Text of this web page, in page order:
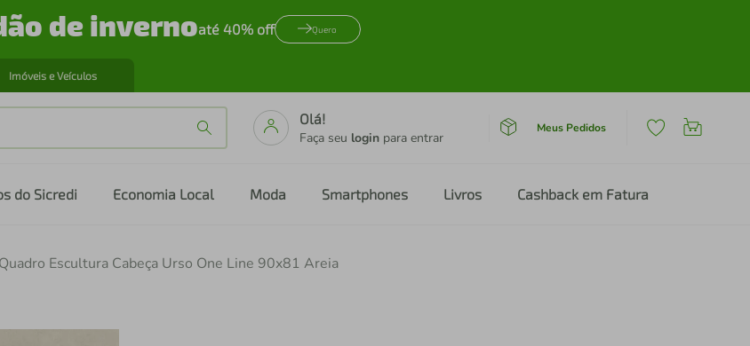
de invernoaté 40% off Quero
Imóveis e Veículos
Olá!
Faça seu login para entrar
Meus Pedidos
do Sicredi Economia Local Moda Smartphones Livros Cashback em Fatura
Quadro Escultura Cabeça Urso One Line 90x81 Areia